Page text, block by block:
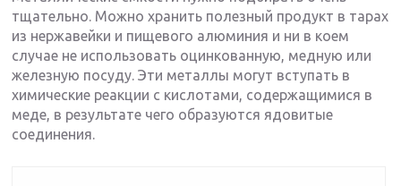
тщательно. Можно хранить полезный продукт в тарах
из нержавейки и пищевого алюминия и ни в коем
случае не использовать оцинкованную, медную или
железную посуду. Эти металлы могут вступать в
химические реакции с кислотами, содержащимися в
меде, в результате чего образуются ядовитые
соединения.